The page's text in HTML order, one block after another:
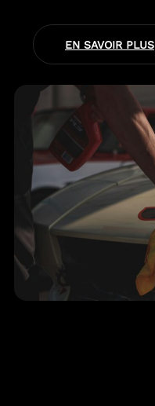
EN SAVOIR PLUS